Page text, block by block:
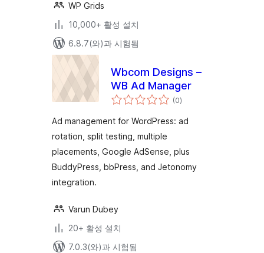
WP Grids
10,000+ 활성 설치
6.8.7(와)과 시험됨
Wbcom Designs –
WB Ad Manager
(0전
체
점
)
Ad management for WordPress: ad
rotation, split testing, multiple
placements, Google AdSense, plus
BuddyPress, bbPress, and Jetonomy
integration.
Varun Dubey
20+ 활성 설치
7.0.3(와)과 시험됨